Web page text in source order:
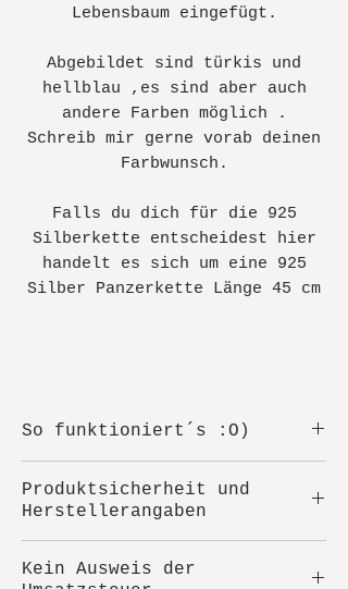
Lebensbaum eingefügt.
Abgebildet sind türkis und
hellblau ,es sind aber auch
andere Farben möglich .
Schreib mir gerne vorab deinen
Farbwunsch.
Falls du dich für die 925
Silberkette entscheidest hier
handelt es sich um eine 925
Silber Panzerkette Länge 45 cm
So funktioniert´s :O)
Nach dem Kauf bitte das
Zähnchen sorgfältig
Versand nicht bricht.
Produktsicherheit und
Herstellerangaben
Alexandra Steinberger
Kein Ausweis der